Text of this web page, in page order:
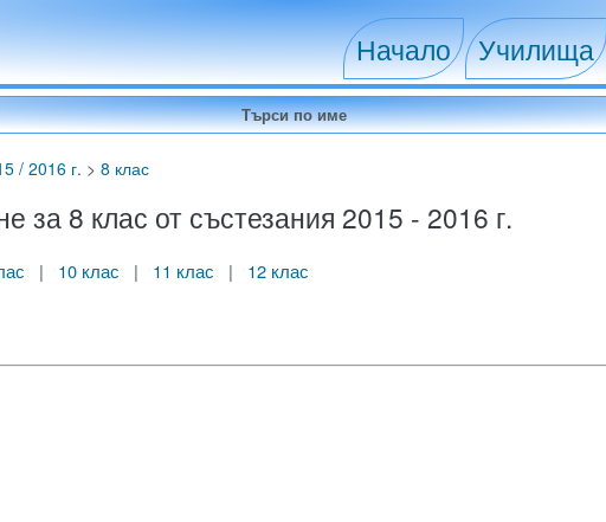
Начало Училища
/ 2016 г. > 8 клас
8 клас от състезания 2015 - 2016 г.
| 10 клас | 11 клас | 12 клас